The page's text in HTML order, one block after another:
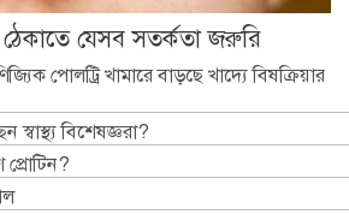
যেসব সতর্কতা জরুরি
পোলট্রি খামারে বাড়ছে খাদ্যে বিষক্রিয়ার
স্বাস্থ্য বিশেষজ্ঞরা?